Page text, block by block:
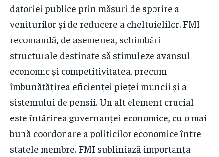
datoriei publice prin măsuri de sporire a
veniturilor și de reducere a cheltuielilor. FMI
recomandă, de asemenea, schimbări
structurale destinate să stimuleze avansul
economic și competitivitatea, precum
îmbunătățirea eficienței pieței muncii și a
sistemului de pensii. Un alt element crucial
este întărirea guvernanței economice, cu o mai
bună coordonare a politicilor economice între
statele membre. FMI subliniază importanța